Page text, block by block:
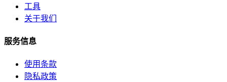
工具
关于我们
服务信息
使用条款
隐私政策